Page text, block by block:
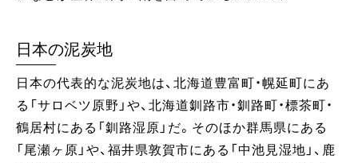
日本の泥炭地
日本の代表的な泥炭地は、北海道豊富町・幌延町にあ
る「サロベツ原野」や、北海道釧路市・釧路町・標茶町・
鶴居村にある「釧路湿原」だ。そのほか群馬県にある
「尾瀬ヶ原」や、福井県敦賀市にある「中池見湿地」、鹿